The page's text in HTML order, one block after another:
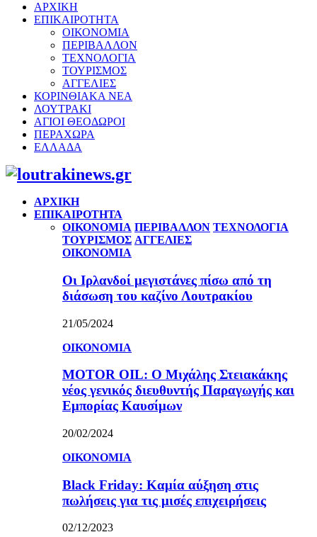
ΑΡΧΙΚΗ
ΕΠΙΚΑΙΡΟΤΗΤΑ
ΟΙΚΟΝΟΜΙΑ
ΠΕΡΙΒΑΛΛΟΝ
ΤΕΧΝΟΛΟΓΙΑ
ΤΟΥΡΙΣΜΟΣ
ΑΓΓΕΛΙΕΣ
ΚΟΡΙΝΘΙΑΚΑ ΝΕΑ
ΛΟΥΤΡΑΚΙ
ΑΓΙΟΙ ΘΕΟΔΩΡΟΙ
ΠΕΡΑΧΩΡΑ
ΕΛΛΑΔΑ
Facebook
Twitter
Instagram
Pinterest
Youtube
ΑΡΧΙΚΗ
ΕΠΙΚΑΙΡΟΤΗΤΑ
ΟΙΚΟΝΟΜΙΑ ΠΕΡΙΒΑΛΛΟΝ ΤΕΧΝΟΛΟΓΙΑ
ΤΟΥΡΙΣΜΟΣ ΑΓΓΕΛΙΕΣ
ΟΙΚΟΝΟΜΙΑ
Οι Ιρλανδοί μεγιστάνες πίσω από τη
διάσωση του καζίνο Λουτρακίου
21/05/2024
ΟΙΚΟΝΟΜΙΑ
MOTOR OIL: Ο Μιχάλης Στειακάκης
νέος γενικός διευθυντής Παραγωγής και
Εμπορίας Καυσίμων
20/02/2024
ΟΙΚΟΝΟΜΙΑ
Black Friday: Καμία αύξηση στις
πωλήσεις για τις μισές επιχειρήσεις
02/12/2023